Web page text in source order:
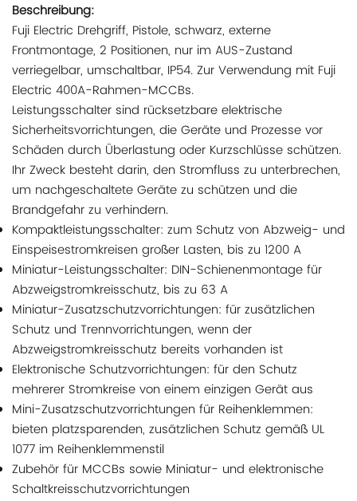
Beschreibung:
Fuji Electric Drehgriff, Pistole, schwarz, externe
Frontmontage, 2 Positionen, nur im AUS-Zustand
verriegelbar, umschaltbar, IP54. Zur Verwendung mit Fuji
Electric 400A-Rahmen-MCCBs.
Leistungsschalter sind rücksetzbare elektrische
Sicherheitsvorrichtungen, die Geräte und Prozesse vor
Schäden durch Überlastung oder Kurzschlüsse schützen.
Ihr Zweck besteht darin, den Stromfluss zu unterbrechen,
um nachgeschaltete Geräte zu schützen und die
Brandgefahr zu verhindern.
Kompaktleistungsschalter: zum Schutz von Abzweig- und
Einspeisestromkreisen großer Lasten, bis zu 1200 A
Miniatur-Leistungsschalter: DIN-Schienenmontage für
Abzweigstromkreisschutz, bis zu 63 A
Miniatur-Zusatzschutzvorrichtungen: für zusätzlichen
Schutz und Trennvorrichtungen, wenn der
Abzweigstromkreisschutz bereits vorhanden ist
Elektronische Schutzvorrichtungen: für den Schutz
mehrerer Stromkreise von einem einzigen Gerät aus
Mini-Zusatzschutzvorrichtungen für Reihenklemmen:
bieten platzsparenden, zusätzlichen Schutz gemäß UL
1077 im Reihenklemmenstil
Zubehör für MCCBs sowie Miniatur- und elektronische
Schaltkreisschutzvorrichtungen